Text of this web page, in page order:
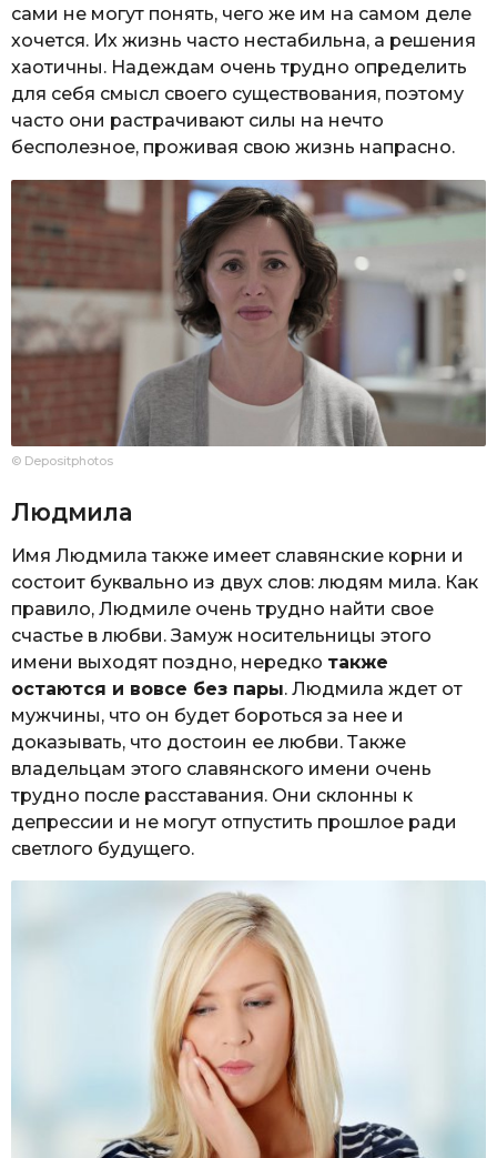
сами не могут понять, чего же им на самом деле
хочется. Их жизнь часто нестабильна, а решения
хаотичны. Надеждам очень трудно определить
для себя смысл своего существования, поэтому
часто они растрачивают силы на нечто
бесполезное, проживая свою жизнь напрасно.
© Depositphotos
Людмила
Имя Людмила также имеет славянские корни и
состоит буквально из двух слов: людям мила. Как
правило, Людмиле очень трудно найти свое
счастье в любви. Замуж носительницы этого
имени выходят поздно, нередко также
остаются и вовсе без пары. Людмила ждет от
мужчины, что он будет бороться за нее и
доказывать, что достоин ее любви. Также
владельцам этого славянского имени очень
трудно после расставания. Они склонны к
депрессии и не могут отпустить прошлое ради
светлого будущего.